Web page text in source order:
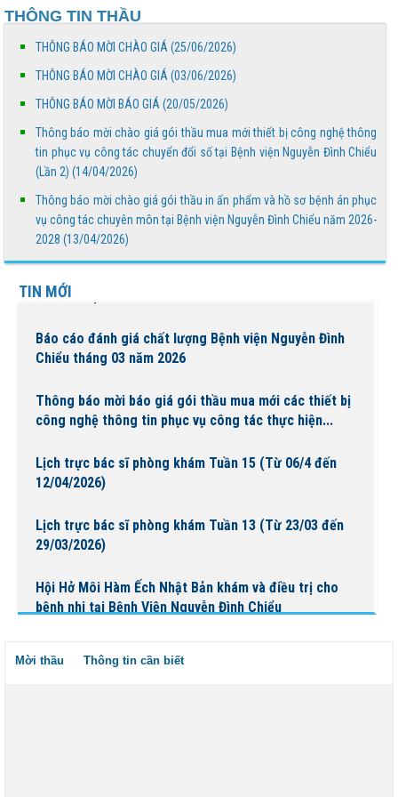
THÔNG TIN THẦU
THÔNG BÁO MỜI CHÀO GIÁ (25/06/2026)
THÔNG BÁO MỜI CHÀO GIÁ (03/06/2026)
THÔNG BÁO MỜI BÁO GIÁ (20/05/2026)
Thông báo mời chào giá gói thầu mua mới thiết bị công nghệ thông
tin phục vụ công tác chuyển đổi số tại Bệnh viện Nguyễn Đình Chiểu
(Lần 2) (14/04/2026)
Thông báo mời chào giá gói thầu in ấn phẩm và hồ sơ bệnh án phục
vụ công tác chuyên môn tại Bệnh viện Nguyễn Đình Chiểu năm 2026-
2028 (13/04/2026)
TIN MỚI
công nghệ thông tin phục vụ công tác chuyển đổi
số...
Thông báo mời chào giá gói thầu in ấn phẩm và hồ sơ
bệnh án phục vụ công tác chuyên môn tại Bệnh...
BỆNH VIỆN NGUYỄN ĐÌNH CHIỂU TỔ CHỨC KHÁM
BỆNH VỀ NGUỒN NHÂN DỊP TẾT CHÔL CHNĂM
THMÂY NĂM 2026
Ngày Người khuyết tật Việt Nam 18/4/2026: Thúc đẩy
quyền tham gia – Kiến tạo đột phá phát triển
19/4/2026)
Báo cáo đánh giá chất lượng Bệnh viện Nguyễn Đình
Chiểu tháng 03 năm 2026
Thông báo mời báo giá gói thầu mua mới các thiết bị
công nghệ thông tin phục vụ công tác thực hiện...
Lịch trực bác sĩ phòng khám Tuần 15 (Từ 06/4 đến
12/04/2026)
Lịch trực bác sĩ phòng khám Tuần 13 (Từ 23/03 đến
29/03/2026)
Hội Hở Môi Hàm Ếch Nhật Bản khám và điều trị cho
bệnh nhi tại Bệnh Viện Nguyễn Đình Chiểu
05/04/2026)
Mời thầu Thông tin cần biết